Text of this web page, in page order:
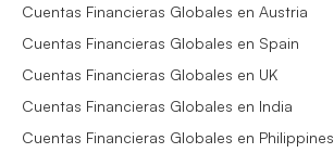
Cuentas Financieras Globales en Austria
Cuentas Financieras Globales en Spain
Cuentas Financieras Globales en UK
Cuentas Financieras Globales en India
Cuentas Financieras Globales en Philippines